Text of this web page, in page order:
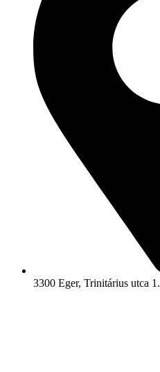
3300 Eger, Trinitárius utca 1.